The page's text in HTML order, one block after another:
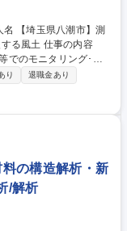
事の内容
でのモニタリング･非
任せ。※建設工事後の
ん) 先ずは主
ただきます。ある程度
て顧客にフィードバッ
測機器の調整などにも
いて画像計測な
術的なコンサルティン
る風土
り
退職金あり
料の構造解析・新
/解析